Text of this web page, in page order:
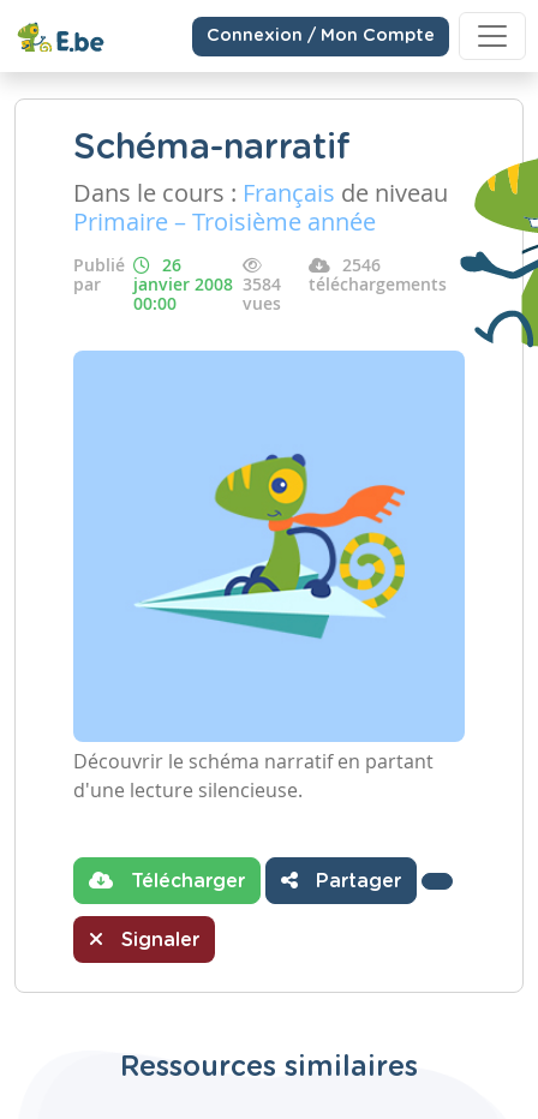
Connexion / Mon Compte
Schéma-narratif
Dans le cours : Français de niveau
Primaire – Troisième année
Publié
par
26
janvier 2008
00:00
3584
vues
2546
téléchargements
Découvrir le schéma narratif en partant
d'une lecture silencieuse.
Télécharger Partager
Signaler
Ressources similaires